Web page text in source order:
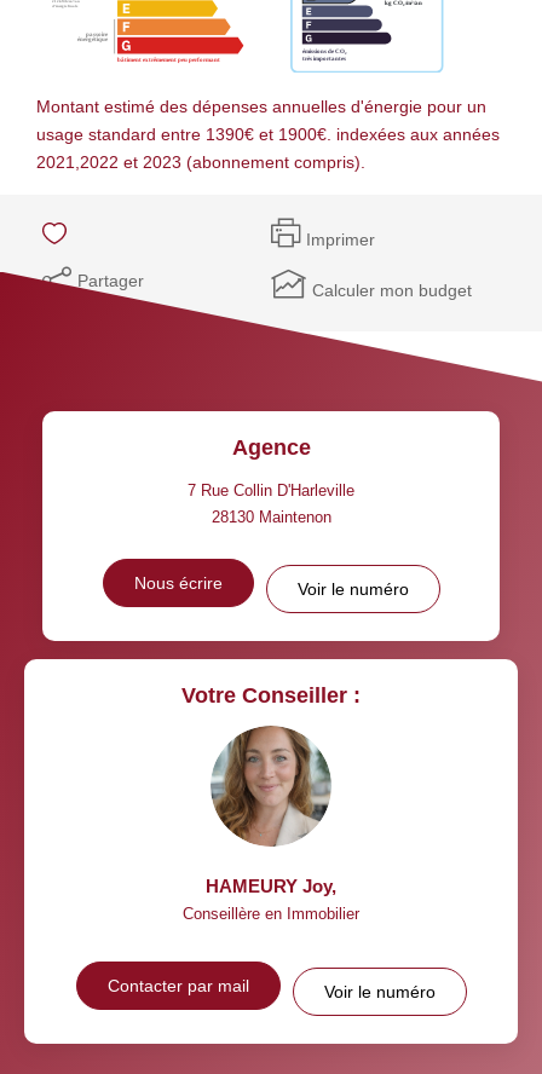
Montant estimé des dépenses annuelles d'énergie pour un
usage standard entre 1390€ et 1900€. indexées aux années
2021,2022 et 2023 (abonnement compris).
Imprimer
Partager Calculer mon budget
Agence
7 Rue Collin D'Harleville
28130 Maintenon
Nous écrire Voir le numéro
Votre Conseiller :
HAMEURY Joy,
Conseillère en Immobilier
Contacter par mail Voir le numéro